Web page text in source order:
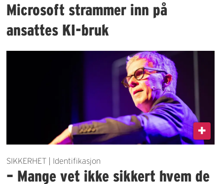
Microsoft strammer inn på
ansattes KI-bruk
SIKKERHET | Identifikasjon
– Mange vet ikke sikkert hvem de